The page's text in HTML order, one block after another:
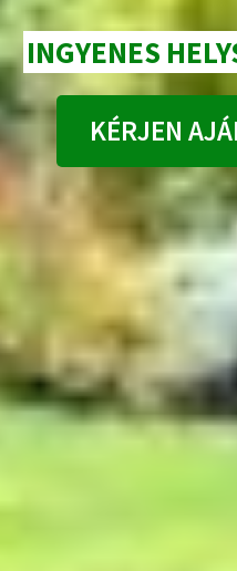
INGYENES
KÉRJEN